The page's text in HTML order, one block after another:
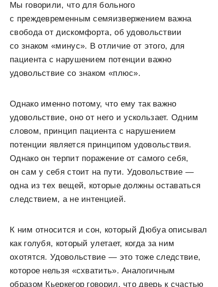
Мы говорили, что для больного
с преждевременным семяизвержением важна
свобода от дискомфорта, об удовольствии
со знаком «минус». В отличие от этого, для
пациента с нарушением потенции важно
удовольствие со знаком «плюс».
Однако именно потому, что ему так важно
удовольствие, оно от него и ускользает. Одним
словом, принцип пациента с нарушением
потенции является принципом удовольствия.
Однако он терпит поражение от самого себя,
он сам у себя стоит на пути. Удовольствие —
одна из тех вещей, которые должны оставаться
следствием, а не интенцией.
К ним относится и сон, который Дюбуа описывал
как голубя, который улетает, когда за ним
охотятся. Удовольствие — это тоже следствие,
которое нельзя «схватить». Аналогичным
образом Кьеркегор говорил, что дверь к счастью